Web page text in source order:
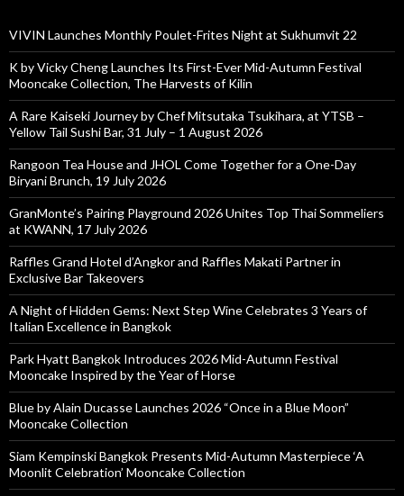
VIVIN Launches Monthly Poulet-Frites Night at Sukhumvit 22
K by Vicky Cheng Launches Its First-Ever Mid-Autumn Festival
Mooncake Collection, The Harvests of Kilin
A Rare Kaiseki Journey by Chef Mitsutaka Tsukihara, at YTSB –
Yellow Tail Sushi Bar, 31 July – 1 August 2026
Rangoon Tea House and JHOL Come Together for a One-Day
Biryani Brunch, 19 July 2026
GranMonte’s Pairing Playground 2026 Unites Top Thai Sommeliers
at KWANN, 17 July 2026
Raffles Grand Hotel d’Angkor and Raffles Makati Partner in
Exclusive Bar Takeovers
A Night of Hidden Gems: Next Step Wine Celebrates 3 Years of
Italian Excellence in Bangkok
Park Hyatt Bangkok Introduces 2026 Mid-Autumn Festival
Mooncake Inspired by the Year of Horse
Blue by Alain Ducasse Launches 2026 “Once in a Blue Moon”
Mooncake Collection
Siam Kempinski Bangkok Presents Mid-Autumn Masterpiece ‘A
Moonlit Celebration’ Mooncake Collection